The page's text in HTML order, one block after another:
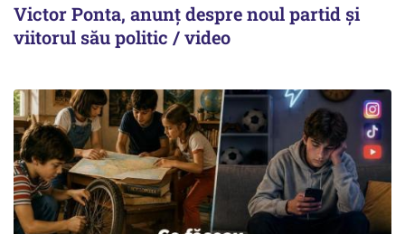
Victor Ponta, anunț despre noul partid și
viitorul său politic / video